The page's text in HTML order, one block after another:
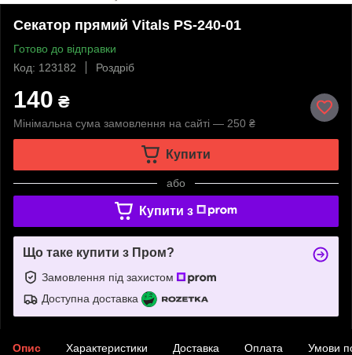
Секатор прямий Vitals PS-240-01
Готово до відправки
Код: 123182
Роздріб
140 ₴
Мінімальна сума замовлення на сайті — 250 ₴
Купити
або
Купити з
Що таке купити з Пром?
Замовлення під захистом
Доступна доставка
Опис Характеристики Доставка Оплата Умови